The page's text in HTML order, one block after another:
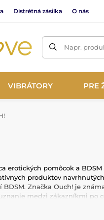
Distrétná zásilka O nás
Napr.
VIBRÁTORY PRE
erotických pomôcok a
produktov
Značka Ouch! je
medzi zákazníkmi po